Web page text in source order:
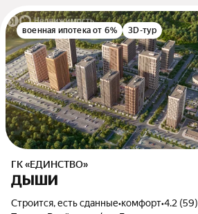
военная ипотека от 6% 3D-тур
ГК «ЕДИНСТВО»
ДЫШИ
Строится, есть сданные•комфорт•4.2 (59)